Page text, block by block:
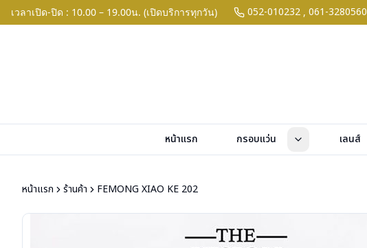
เวลาเปิด-ปิด : 10.00 – 19.00น. (เปิดบริการทุกวัน) 052-010232 , 061-3280560
หน้าแรก กรอบแว่น เลนส์
หน้าแรก ร้านค้า FEMONG XIAO KE 202